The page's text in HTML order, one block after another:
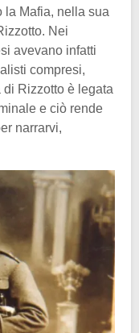
la Mafia, nella sua
Nei
avevano infatti
compresi,
Rizzotto è legata
e ciò rende
narrarvi,